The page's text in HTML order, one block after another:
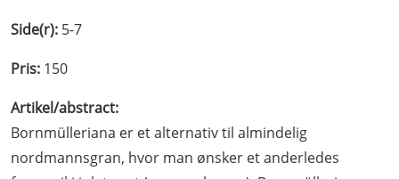
Side(r): 5-7
Pris: 150
Artikel/abstract:
Bornmülleriana er et alternativ til almindelig
nordmannsgran, hvor man ønsker et anderledes